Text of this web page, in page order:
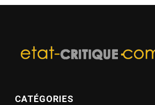
CATÉGORIES